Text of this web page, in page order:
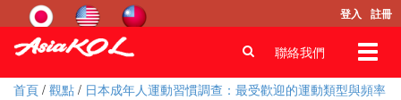
登入 註冊
聯絡我們
首頁 / 觀點 / 日本成年人運動習慣調查：最受歡迎的運動類型與頻率